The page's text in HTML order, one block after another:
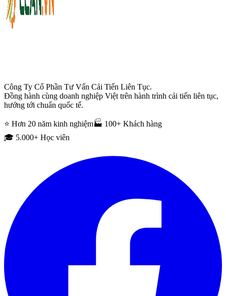
Công Ty Cổ Phần Tư Vấn Cải Tiến Liên Tục.
Đồng hành cùng doanh nghiệp Việt trên hành trình cải tiến liên tục,
hướng tới chuẩn quốc tế.
⭐ Hơn 20 năm kinh nghiệm🏭 100+ Khách hàng
🎓 5.000+ Học viên